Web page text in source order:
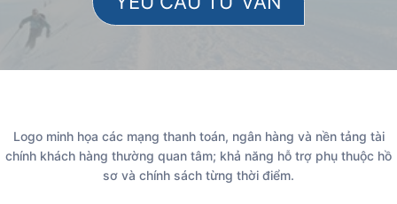
Logo minh họa các mạng thanh toán, ngân hàng và nền tảng tài
chính khách hàng thường quan tâm; khả năng hỗ trợ phụ thuộc hồ
sơ và chính sách từng thời điểm.